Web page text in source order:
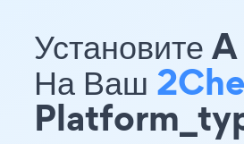
Установите
На Ваш